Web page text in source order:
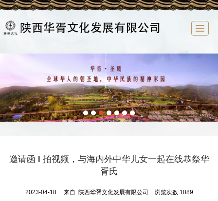
新闻中心 文化研究
邀请函 ‖ 拍视频，与海内外中华儿女一起在线恭祭华
胥氏
2023-04-18 来自: 陕西华胥文化发展有限公司 浏览次数:1089